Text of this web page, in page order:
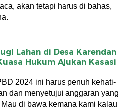
akan tetapi harus di bahas,
Lahan di Desa Karendan
Hukum Ajukan Kasasi
2024 ini harus penuh kehati-
dan menyetujui anggaran yang
di bawa kemana kami kalau